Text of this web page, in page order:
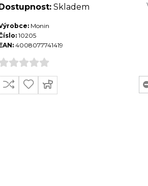
Skladem
Monin
10205
4008077741419